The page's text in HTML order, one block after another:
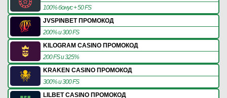
100% бонус + 50 FS
JVSPINBET ПРОМОКОД
200% и 300 FS
KILOGRAM CASINO ПРОМОКОД
200 FS и 325%
KRAKEN CASINO ПРОМОКОД
300% и 300 FS
LILBET CASINO ПРОМОКОД